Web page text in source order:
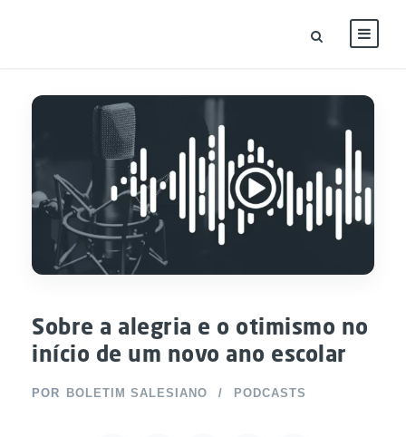
Sobre a alegria e o otimismo no
início de um novo ano escolar
POR BOLETIM SALESIANO PODCASTS